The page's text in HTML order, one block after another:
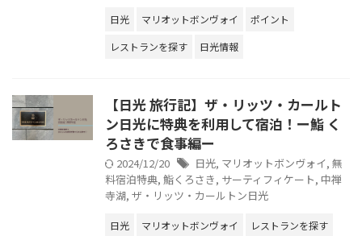
日光 マリオットボンヴォイ
ポイント
レストランを探す
日光情報
【日光 旅行記】ザ・リッツ・カールト
ン日光に特典を利用して宿泊！ー鮨 く
ろさきで食事編ー
2024/12/20 日光, マリオットボンヴォイ, 無
料宿泊特典, 鮨くろさき, サーティフィケート, 中禅
寺湖, ザ・リッツ・カールトン日光
日光 マリオットボンヴォイ
レストランを探す